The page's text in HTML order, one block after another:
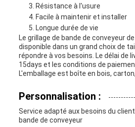
Résistance à l'usure
Facile à maintenir et installer
Longue durée de vie
Le grillage de bande de conveyeur
disponible dans un grand choix de
répondre à vos besoins. Le délai de
15days et les conditions de
L'emballage est boîte en bois,
Personnalisation :
Service adapté aux besoins du
bande de conveyeur